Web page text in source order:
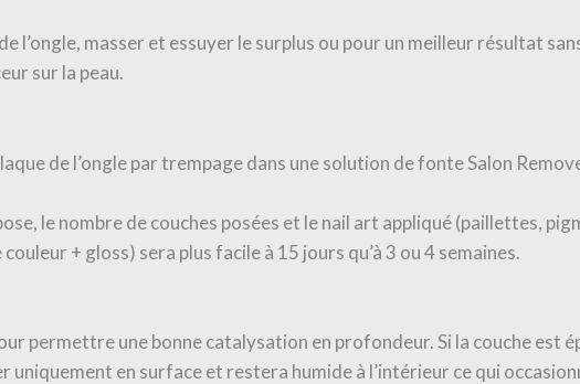
l’ongle, masser et essuyer le surplus ou pour un meilleur résultat
sur la peau.
de l’ongle par trempage dans une solution de fonte Salon
le nombre de couches posées et le nail art appliqué (paillettes,
+ gloss) sera plus facile à 15 jours qu’à 3 ou 4 semaines.
permettre une bonne catalysation en profondeur. Si la couche est
en surface et restera humide à l’intérieur ce qui